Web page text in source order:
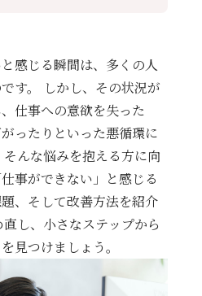
感じる瞬間は、多くの人
す。 しかし、その状況が
仕事への意欲を失った
ったりといった悪循環に
んな悩みを抱える方に向
事ができない」と感じる
、そして改善方法を紹介
し、小さなステップから
見つけましょう。